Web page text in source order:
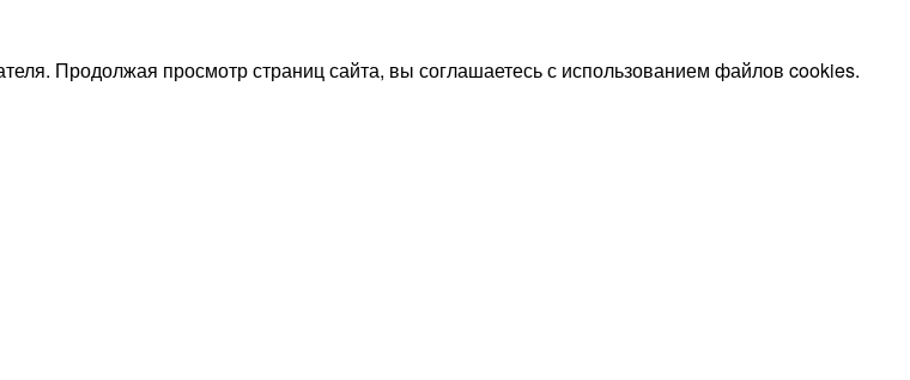
Продолжая просмотр страниц сайта, вы соглашаетесь с использованием файлов cookies.